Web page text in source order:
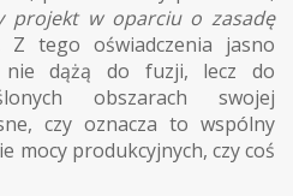
projekt w oparciu o zasadę
Z tego oświadczenia jasno
dążą do fuzji, lecz do
obszarach swojej
czy oznacza to wspólny
mocy produkcyjnych, czy coś